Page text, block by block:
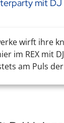
mit
wirft ihre
im REX mit
am Puls